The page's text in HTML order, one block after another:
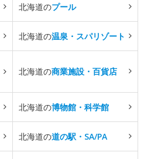
北海道のプール
北海道の温泉・スパリゾート
北海道の商業施設・百貨店
北海道の博物館・科学館
北海道の道の駅・SA/PA